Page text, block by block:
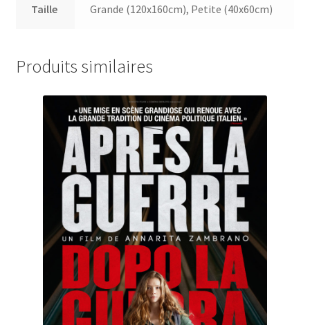
Taille Grande (120x160cm), Petite (40x60cm)
Produits similaires